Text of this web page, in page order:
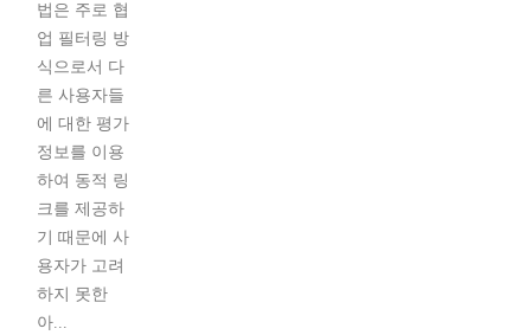
법은 주로 협
업 필터링 방
식으로서 다
른 사용자들
에 대한 평가
정보를 이용
하여 동적 링
크를 제공하
기 때문에 사
용자가 고려
하지 못한
아...